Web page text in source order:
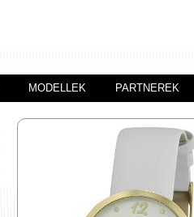
MODELLEK PARTNEREK